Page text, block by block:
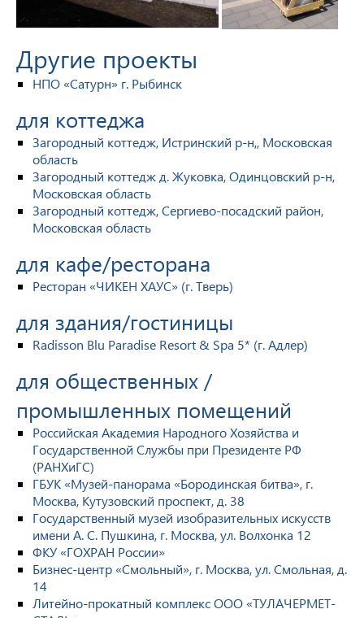
Другие проекты
НПО «Сатурн» г. Рыбинск
для коттеджа
Загородный коттедж, Истринский р-н,, Московская
область
Загородный коттедж д. Жуковка, Одинцовский р-н,
Московская область
Загородный коттедж, Сергиево-посадский район,
Московская область
для кафе/ресторана
Ресторан «ЧИКЕН ХАУС» (г. Тверь)
для здания/гостиницы
Radisson Blu Paradise Resort & Spa 5* (г. Адлер)
для общественных /
промышленных помещений
Российская Академия Народного Хозяйства и
Государственной Службы при Президенте РФ
(РАНХиГС)
ГБУК «Музей-панорама «Бородинская битва», г.
Москва, Кутузовский проспект, д. 38
Государственный музей изобразительных искусств
имени А. С. Пушкина, г. Москва, ул. Волхонка 12
ФКУ «ГОХРАН России»
Бизнес-центр «Смольный», г. Москва, ул. Смольная, д.
14
Литейно-прокатный комплекс ООО «ТУЛАЧЕРМЕТ-